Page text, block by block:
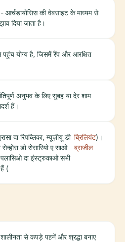
आर्चडायोसिस की वेबसाइट के माध्यम से
दिया जाता है।
योग्य है, जिसमें रैंप और आरक्षित
अनुभव के लिए सुबह या देर शाम
हैं।
दा रिपब्लिका, म्यूज़ीयू डी
डो रोसारियो ए साओ
दा इंस्ट्रुकाओ सभी
(
ब्रिलियंट
ब्राजील
)।
से कपड़े पहनें और श्रद्धा बनाए